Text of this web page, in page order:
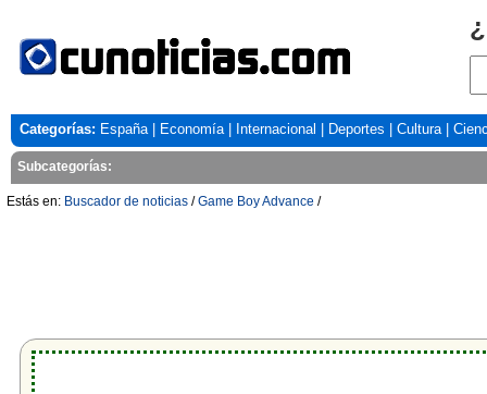
Categorías: España| Economía| Internacional Deportes Cultura|
Subcategorías:
Estás en: Buscador de noticias /Game Boy Advance /